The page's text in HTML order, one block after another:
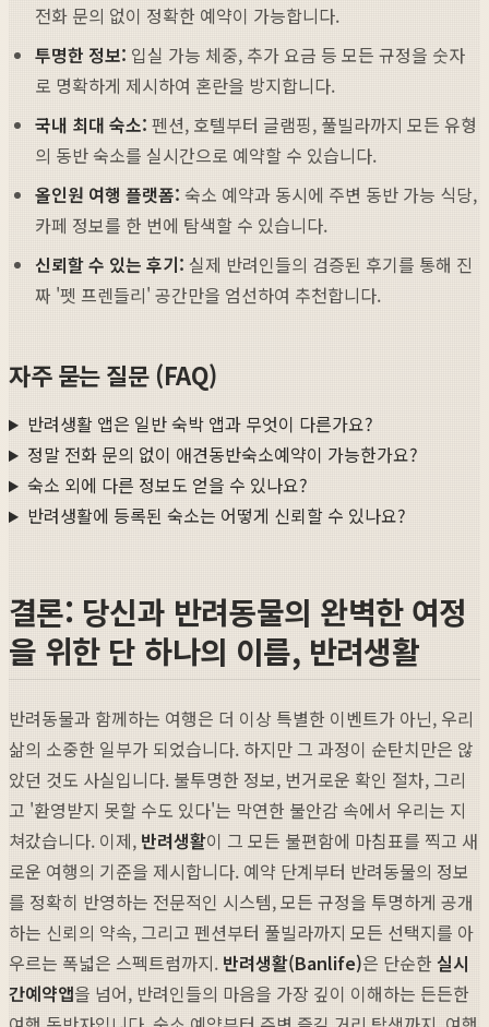
전화 문의 없이 정확한 예약이 가능합니다.
투명한 정보: 입실 가능 체중, 추가 요금 등 모든 규정을 숫자
로 명확하게 제시하여 혼란을 방지합니다.
국내 최대 숙소: 펜션, 호텔부터 글램핑, 풀빌라까지 모든 유형
의 동반 숙소를 실시간으로 예약할 수 있습니다.
올인원 여행 플랫폼: 숙소 예약과 동시에 주변 동반 가능 식당,
카페 정보를 한 번에 탐색할 수 있습니다.
신뢰할 수 있는 후기: 실제 반려인들의 검증된 후기를 통해 진
짜 '펫 프렌들리' 공간만을 엄선하여 추천합니다.
자주 묻는 질문 (FAQ)
반려생활 앱은 일반 숙박 앱과 무엇이 다른가요?
정말 전화 문의 없이 애견동반숙소예약이 가능한가요?
숙소 외에 다른 정보도 얻을 수 있나요?
반려생활에 등록된 숙소는 어떻게 신뢰할 수 있나요?
결론: 당신과 반려동물의 완벽한 여정
을 위한 단 하나의 이름, 반려생활
반려동물과 함께하는 여행은 더 이상 특별한 이벤트가 아닌, 우리
삶의 소중한 일부가 되었습니다. 하지만 그 과정이 순탄치만은 않
았던 것도 사실입니다. 불투명한 정보, 번거로운 확인 절차, 그리
고 '환영받지 못할 수도 있다'는 막연한 불안감 속에서 우리는 지
쳐갔습니다. 이제, 반려생활이 그 모든 불편함에 마침표를 찍고 새
로운 여행의 기준을 제시합니다. 예약 단계부터 반려동물의 정보
를 정확히 반영하는 전문적인 시스템, 모든 규정을 투명하게 공개
하는 신뢰의 약속, 그리고 펜션부터 풀빌라까지 모든 선택지를 아
우르는 폭넓은 스펙트럼까지. 반려생활(Banlife)은 단순한 실시
간예약앱을 넘어, 반려인들의 마음을 가장 깊이 이해하는 든든한